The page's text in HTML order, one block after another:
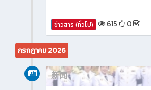
ข่าวสาร (ทั่วไป) 615 0
กรกฎาคม 2026
新闻